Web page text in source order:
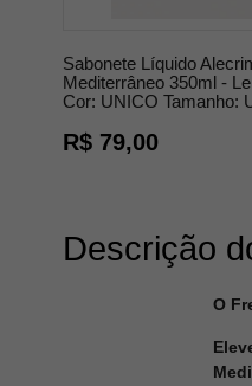
Sabonete Líquido
Mediterrâneo 350ml -
Cor: UNICO Tamanho:
R$ 79,00
Descrição
O